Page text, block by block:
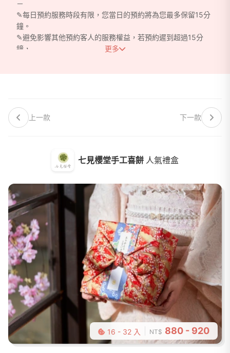
－
✎每日預約服務時段有限，您當日的預約將為您最多保留15分
鐘。
✎避免影響其他預約客人的服務權益，若預約遲到超過15分
鐘，
更多
上一款 下一款
七見櫻堂手工喜餅 人氣禮盒
16 - 32 入 NT$ 880 - 920